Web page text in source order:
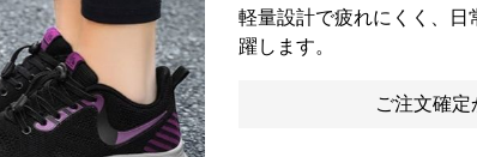
軽量設計で疲れにくく、
躍します。
ご注文確